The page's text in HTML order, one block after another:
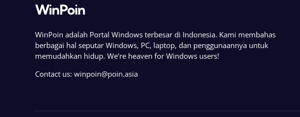
WinPoin
WinPoin adalah Portal Windows terbesar di Indonesia. Kami membahas
berbagai hal seputar Windows, PC, laptop, dan penggunaannya untuk
memudahkan hidup. We’re heaven for Windows users!
Contact us: winpoin@poin.asia